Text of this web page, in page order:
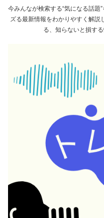
今みんなが検索する“気になる話題
ズる最新情報をわかりやすく解説
る、知らないと損す